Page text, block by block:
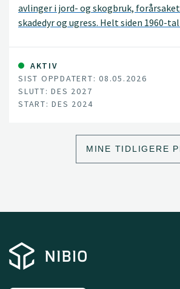
avlinger i jord- og skogbruk, forårsaket
skadedyr og ugress. Helt siden 1960-
plantevernmidler kan ha på miljøet og
helse, og de tidligere klororganiske
ble derfor forbudt. Som en følge av
utviklet mer biologisk nedbrytbare
såkalt «CUPs» (Current- Used
AKTIV
SIST OPPDATERT: 08.05.2026
SLUTT: DES 2027
START: DES 2024
MINE TIDLIGERE